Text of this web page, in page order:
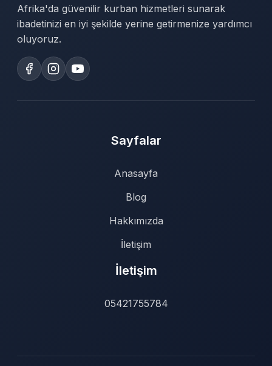
Afrika'da güvenilir kurban hizmetleri sunarak
ibadetinizi en iyi şekilde yerine getirmenize yardımcı
oluyoruz.
Sayfalar
Anasayfa
Blog
Hakkımızda
İletişim
İletişim
05421755784